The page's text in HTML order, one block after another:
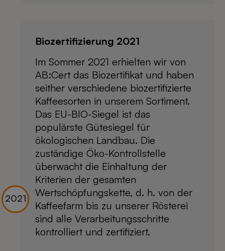
Biozertifizierung 2021
Im Sommer 2021 erhielten wir von
AB:Cert das Biozertifikat und haben
seither verschiedene biozertifizierte
Kaffeesorten in unserem Sortiment.
Das EU-BIO-Siegel ist das
populärste Gütesiegel für
ökologischen Landbau. Die
zuständige Öko-Kontrollstelle
überwacht die Einhaltung der
Kriterien der gesamten
Wertschöpfungskette, d. h. von der
Kaffeefarm bis zu unserer Rösterei
sind alle Verarbeitungsschritte
kontrolliert und zertifiziert.